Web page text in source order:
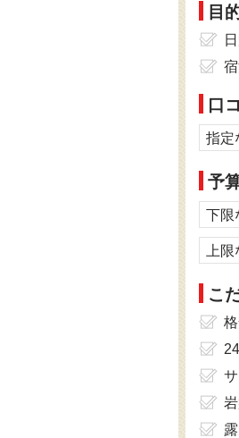
目
口
指定
予
下限
上
こ